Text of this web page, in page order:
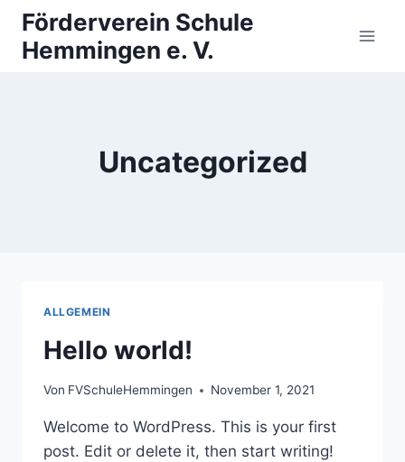
Zum
Inhalt
springen
Förderverein Schule
Hemmingen e. V.
Uncategorized
ALLGEMEIN
Hello world!
Von FVSchuleHemmingen November 1, 2021
Welcome to WordPress. This is your first
post. Edit or delete it, then start writing!